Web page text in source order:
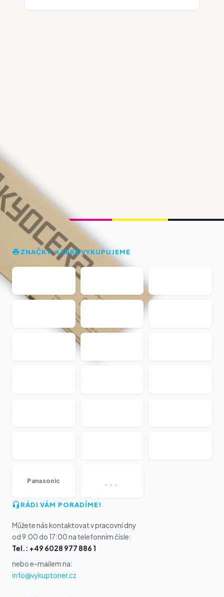
ZNAČKY, KTERÉ VYKUPUJEME
Panasonic ...
RÁDI VÁM PORADÍME!
Můžete nás kontaktovat v pracovní dny
od 9:00 do 17:00 na telefonním čísle:
Tel.: +49 6028 977 886 1
nebo e-mailem na:
info@vykuptoner.cz